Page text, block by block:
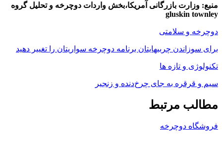
منبع: وزارت بازرگانی آمریکا،بخش واردات دوچرخه و تحلیل گروه
gluskin townley
دوچرخه و سلامتی
برای سوزاندن چربیهایتان برنامه دوچرخه سواریتان را تغییر دهید
تکنولوژی و تازه ها
سیم و قرقره به جای چرخ‌دنده و زنجیر
مطالب مرتبط
فروشگاه دوچرخه